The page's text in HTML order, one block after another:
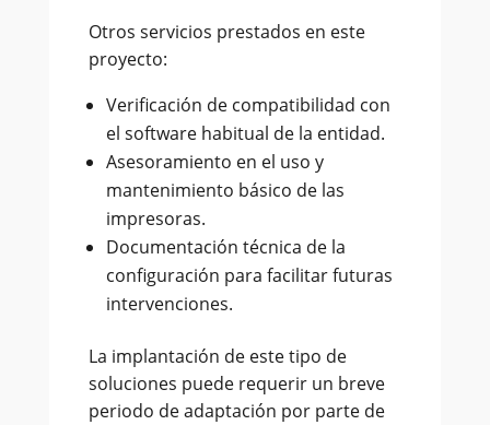
Otros servicios prestados en este
proyecto:
Verificación de compatibilidad con
el software habitual de la entidad.
Asesoramiento en el uso y
mantenimiento básico de las
impresoras.
Documentación técnica de la
configuración para facilitar futuras
intervenciones.
La implantación de este tipo de
soluciones puede requerir un breve
periodo de adaptación por parte de